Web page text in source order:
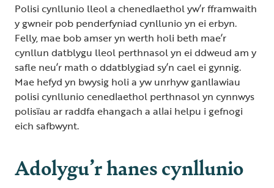
Polisi cynllunio lleol a chenedlaethol yw’r fframwaith
y gwneir pob penderfyniad cynllunio yn ei erbyn.
Felly, mae bob amser yn werth holi beth mae’r
cynllun datblygu lleol perthnasol yn ei ddweud am y
safle neu’r math o ddatblygiad sy’n cael ei gynnig.
Mae hefyd yn bwysig holi a yw unrhyw ganllawiau
polisi cynllunio cenedlaethol perthnasol yn cynnwys
polisïau ar raddfa ehangach a allai helpu i gefnogi
eich safbwynt.
Adolygu’r hanes cynllunio